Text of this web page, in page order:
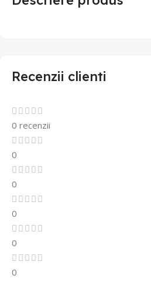
Recenzii clienti
0 recenzii
0
0
0
0
0